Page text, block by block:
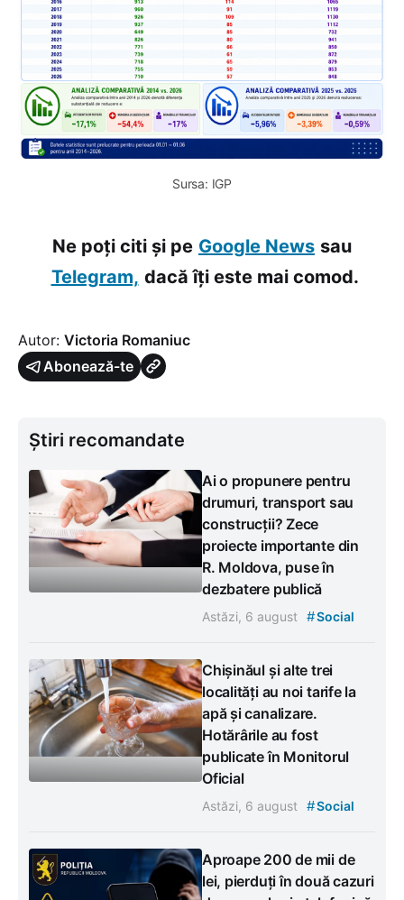
Sursa: IGP
Ne poți citi și pe Google News sau
Telegram, dacă îți este mai comod.
Autor: Victoria Romaniuc
Abonează-te
Știri recomandate
Ai o propunere pentru
drumuri, transport sau
construcții? Zece
proiecte importante din
R. Moldova, puse în
dezbatere publică
Astăzi, 6 august #Social
Chișinăul și alte trei
localități au noi tarife la
apă și canalizare.
Hotărârile au fost
publicate în Monitorul
Oficial
Astăzi, 6 august #Social
Aproape 200 de mii de
lei, pierduți în două cazuri